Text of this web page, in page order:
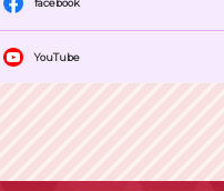
facebook
YouTube